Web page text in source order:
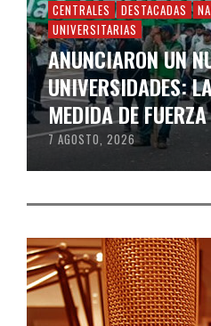
CENTRALES DESTACADAS
UNIVERSITARIAS
ANUNCIARON UN
UNIVERSIDADES:
MEDIDA DE
7 AGOSTO, 2026